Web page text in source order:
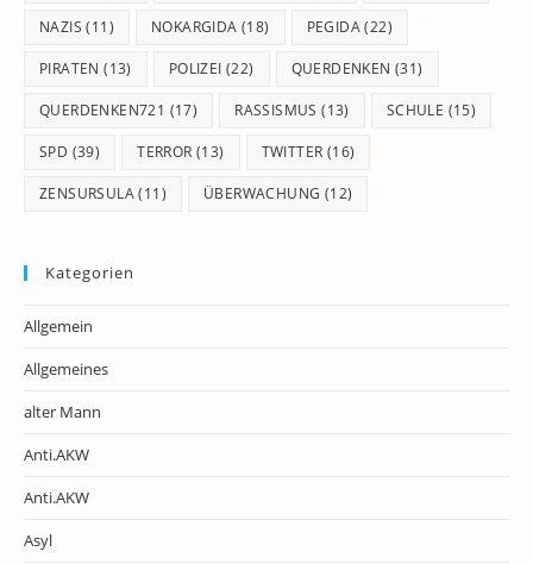
NAZIS (11) NOKARGIDA (18) PEGIDA(22)
PIRATEN (13) POLIZEI (22) QUERDENKEN (31)
QUERDENKEN721 (17) RASSISMUS (13) SCHULE (15)
SPD (39) TERROR (13) TWITTER (16)
ZENSURSULA(11) ÜBERWACHUNG (12)
Kategorien
Allgemein
Allgemeines
alter Mann
Anti.AKW
Anti.AKW
Asyl